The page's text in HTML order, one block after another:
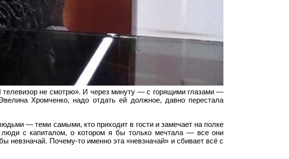
не смотрю». И через минуту — с горящими глазами —
Хромченко, надо отдать ей должное, давно перестала
— теми самыми, кто приходит в гости и замечает на полке
люди с капиталом, о котором я бы только мечтала — все они
невзначай. Почему-то именно эта «невзначай» и сбивает всё с